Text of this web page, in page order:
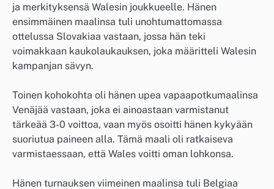
ja merkityksensä Walesin joukkueelle. Hänen
ensimmäinen maalinsa tuli unohtumattomassa
ottelussa Slovakiaa vastaan, jossa hän teki
voimakkaan kaukolaukauksen, joka määritteli Walesin
kampanjan sävyn.
Toinen kohokohta oli hänen upea vapaapotkumaalinsa
Venäjää vastaan, joka ei ainoastaan varmistanut
tärkeää 3-0 voittoa, vaan myös osoitti hänen kykyään
suoriutua paineen alla. Tämä maali oli ratkaiseva
varmistaessaan, että Wales voitti oman lohkonsa.
Hänen turnauksen viimeinen maalinsa tuli Belgiaa